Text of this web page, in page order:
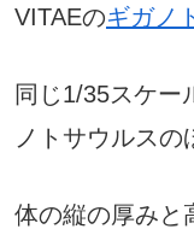
VITAEのギガノ
同じ1/35スケー
ノトサウルスの
体の縦の厚みと